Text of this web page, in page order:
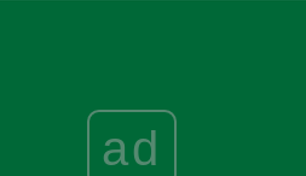
ad